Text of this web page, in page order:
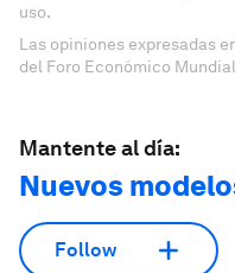
uso.
Las opiniones expresadas
del Foro Económico
Mantente al día:
Nuevos
Follow